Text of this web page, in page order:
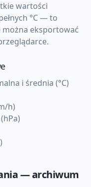
wartości
°C — to
eksportować
i średnia (°C)
h)
— archiwum